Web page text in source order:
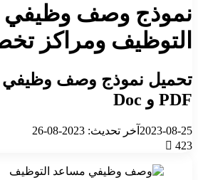
نموذج وصف وظيفي
التوظيف ومراكز
تحميل نموذج وصف وظيفي
PDF و Doc
2023-08-25 آخر تحديث: 2023-08-26
423